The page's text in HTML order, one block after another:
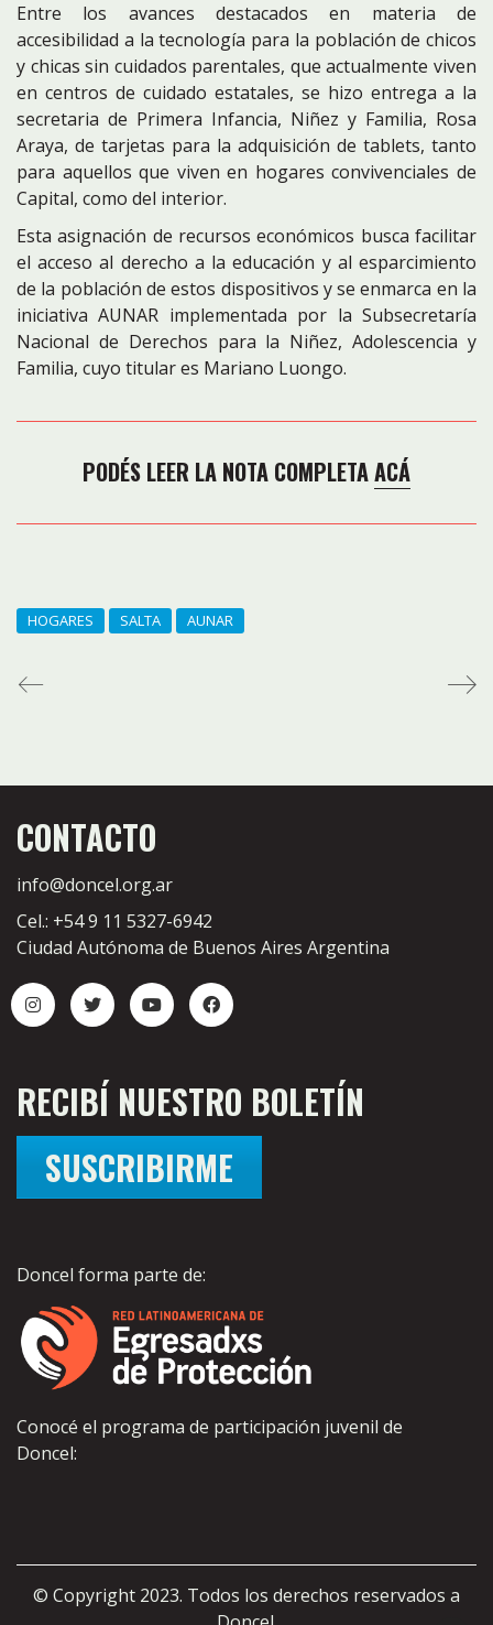
Entre los avances destacados en materia de
accesibilidad a la tecnología para la población de chicos
y chicas sin cuidados parentales, que actualmente viven
en centros de cuidado estatales, se hizo entrega a la
secretaria de Primera Infancia, Niñez y Familia, Rosa
Araya, de tarjetas para la adquisición de tablets, tanto
para aquellos que viven en hogares convivenciales de
Capital, como del interior.
Esta asignación de recursos económicos busca facilitar
el acceso al derecho a la educación y al esparcimiento
de la población de estos dispositivos y se enmarca en la
iniciativa AUNAR implementada por la Subsecretaría
Nacional de Derechos para la Niñez, Adolescencia y
Familia, cuyo titular es Mariano Luongo.
PODÉS LEER LA NOTA COMPLETAACÁ
HOGARES SALTA AUNAR
CONTACTO
info@doncel.org.ar
Cel.: +54 9 11 5327-6942
Ciudad Autónoma de Buenos Aires Argentina
RECIBÍ NUESTRO BOLETÍN
SUSCRIBIRME
Doncel forma parte de:
Conocé el programa de participación juvenil de
Doncel:
© Copyright 2023. Todos los derechos reservados a